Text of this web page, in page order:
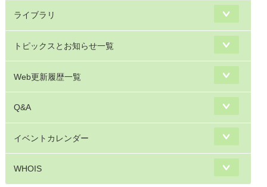
ライブラリ
トピックスとお知らせ一覧
Web更新履歴一覧
Q&A
イベントカレンダー
WHOIS